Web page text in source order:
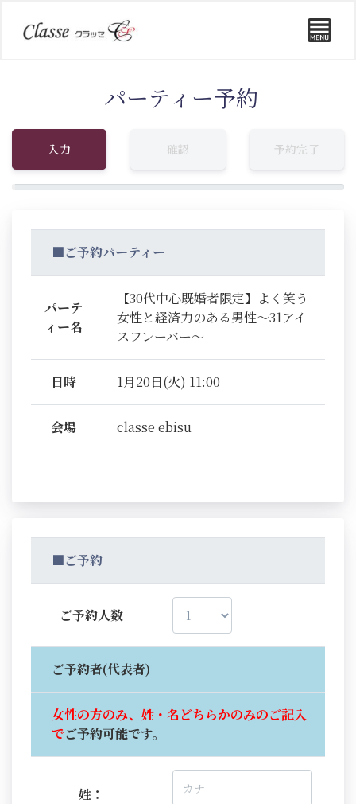
パーティー予約
入力 確認 予約完了
■ご予約パーティー
パーテ
ィー名
【30代中心既婚者限定】よく笑う
女性と経済力のある男性～31アイ
スフレーバー～
日時 1月20日(火) 11:00
会場 classe ebisu
■ご予約
ご予約人数
ご予約者(代表者)
女性の方のみ、姓・名どちらかのみのご記入
でご予約可能です。
姓：